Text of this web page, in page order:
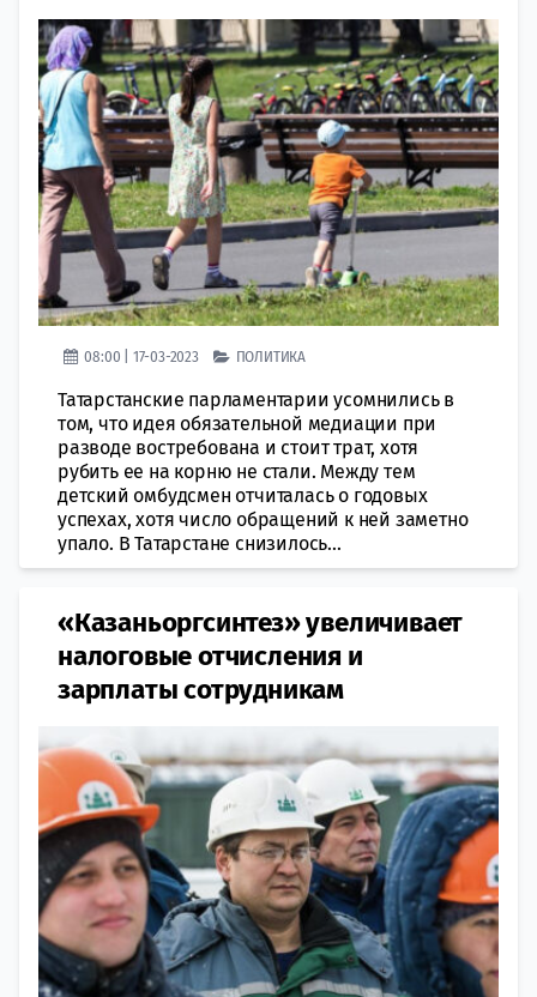
08:00 | 17-03-2023 ПОЛИТИКА
Татарстанские парламентарии усомнились в
том, что идея обязательной медиации при
разводе востребована и стоит трат, хотя
рубить ее на корню не стали. Между тем
детский омбудсмен отчиталась о годовых
успехах, хотя число обращений к ней заметно
упало. В Татарстане снизилось...
«Казаньоргсинтез» увеличивает
налоговые отчисления и
зарплаты сотрудникам